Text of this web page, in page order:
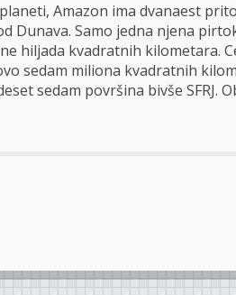
Amazon ima dvanaest
Dunava. Samo jedna njena
hiljada kvadratnih kilometara.
sedam miliona kvadratnih
sedam površina bivše SFRJ.